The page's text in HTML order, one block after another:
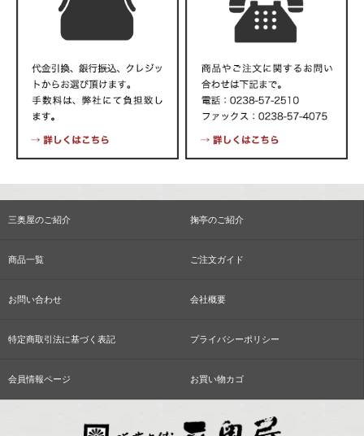
三奥屋のご紹介 掬亭のご紹介
商品一覧 ご注文ガイド
お問い合わせ 会社概要
特定商取引法に基づく表記 プライバシーポリシー
会員情報ページ お買い物カゴ